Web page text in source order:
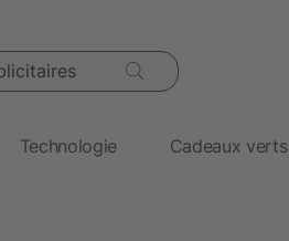
Technologie Cadeaux verts